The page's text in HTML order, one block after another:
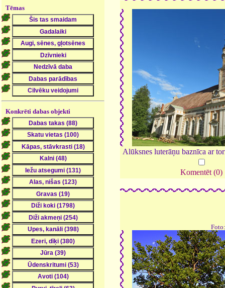
Tēmas
Konkrēti dabas objekti
Alūksnes luterāņu baznīca ar
Komentēt (0)